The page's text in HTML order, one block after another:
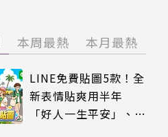
本周最熱 本月最熱
LINE免費貼圖5款！全
新表情貼爽用半年
「好人一生平安」、